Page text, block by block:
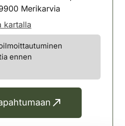
Merikarvia
kartalla
ennen